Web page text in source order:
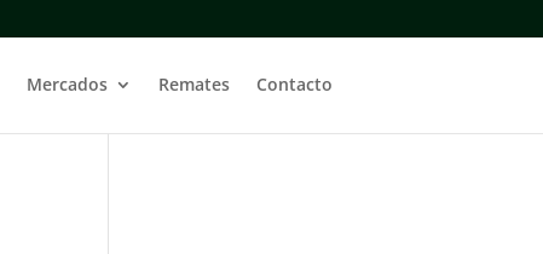
Mercados Remates Contacto